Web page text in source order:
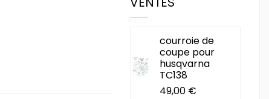
courroie de
coupe pour
husqvarna
TC138
49,00 €